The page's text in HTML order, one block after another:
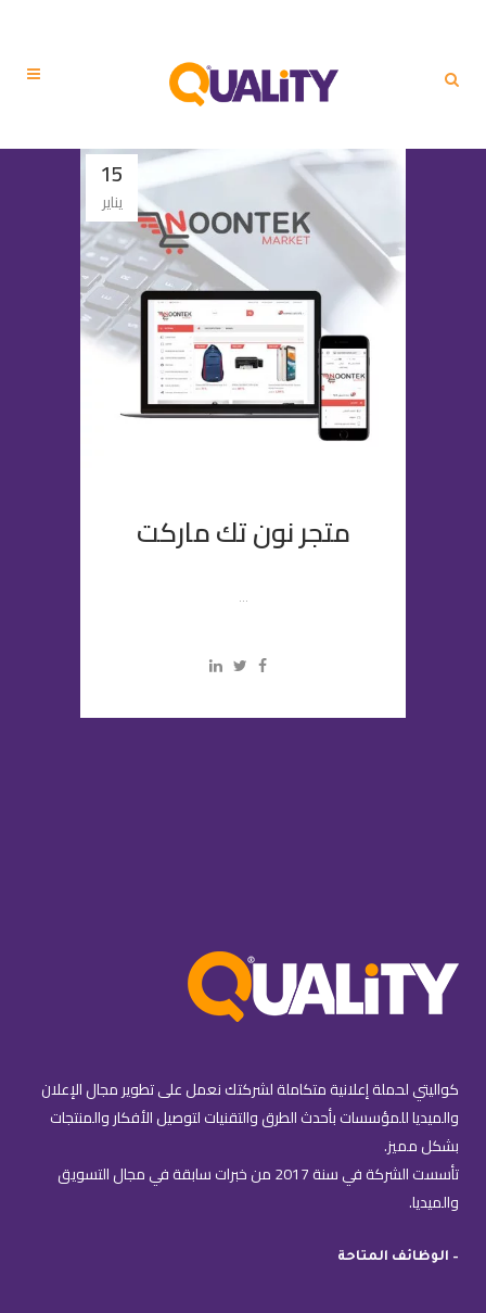
15
يناير
متجر نون تك ماركت
...
كواليتي لحملة إعلانية متكاملة لشركتك نعمل على تطوير مجال الإعلان
والميديا للمؤسسات بأحدث الطرق والتقنيات لتوصيل الأفكار والمنتجات
بشكل مميز.
تأسست الشركة في سنة 2017 من خبرات سابقة في مجال التسويق
والميديا.
– الوظائف المتاحة